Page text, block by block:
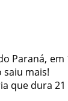
Paraná,
saiu mais!
que dura 21